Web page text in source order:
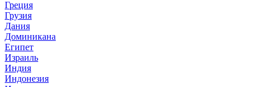
Греция
Грузия
Дания
Доминикана
Египет
Израиль
Индия
Индонезия